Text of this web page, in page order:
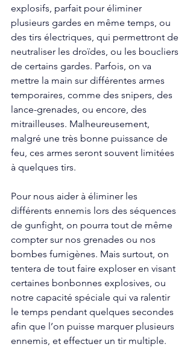
explosifs, parfait pour éliminer
plusieurs gardes en même temps, ou
des tirs électriques, qui permettront de
neutraliser les droïdes, ou les boucliers
de certains gardes. Parfois, on va
mettre la main sur différentes armes
temporaires, comme des snipers, des
lance-grenades, ou encore, des
mitrailleuses. Malheureusement,
malgré une très bonne puissance de
feu, ces armes seront souvent limitées
à quelques tirs.
Pour nous aider à éliminer les
différents ennemis lors des séquences
de gunfight, on pourra tout de même
compter sur nos grenades ou nos
bombes fumigènes. Mais surtout, on
tentera de tout faire exploser en visant
certaines bonbonnes explosives, ou
notre capacité spéciale qui va ralentir
le temps pendant quelques secondes
afin que l’on puisse marquer plusieurs
ennemis, et effectuer un tir multiple.